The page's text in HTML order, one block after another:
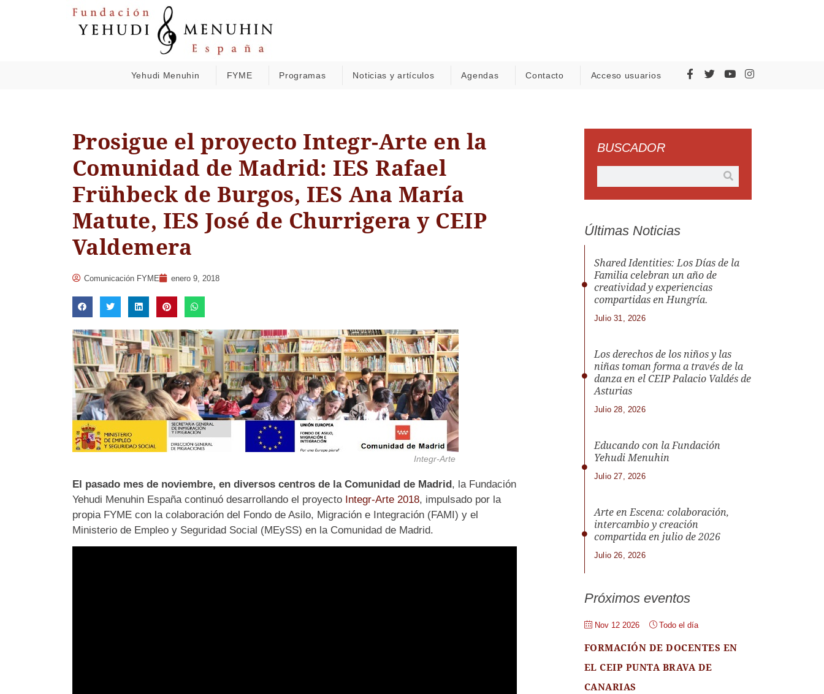
Yehudi Menuhin FYME Programas Noticias y artículos Agendas Contacto Acceso usuarios
Prosigue el proyecto Integr-Arte en la
Comunidad de Madrid: IES Rafael
Frühbeck de Burgos, IES Ana María
Matute, IES José de Churrigera y CEIP
Valdemera
Comunicación FYME enero 9, 2018
Integr-Arte
El pasado mes de noviembre, en diversos centros de la Comunidad de Madrid, la Fundación
Yehudi Menuhin España continuó desarrollando el proyectoIntegr-Arte 2018, impulsado por la
propia FYME con la colaboración del Fondo de Asilo, Migración e Integración (FAMI) y el
Ministerio de Empleo y Seguridad Social (MEySS) en la Comunidad de Madrid.
BUSCADOR
Últimas Noticias
Shared Identities: Los Días de la
Familia celebran un año de
creatividad y experiencias
compartidas en Hungría.
Julio 31, 2026
Los derechos de los niños y las
niñas toman forma a través de la
danza en el CEIP Palacio Valdés de
Asturias
Julio 28, 2026
Educando con la Fundación
Yehudi Menuhin
Julio 27, 2026
Arte en Escena: colaboración,
intercambio y creación
compartida en julio de 2026
Julio 26, 2026
Próximos eventos
Nov 12 2026 Todo el día
FORMACIÓN DE DOCENTES EN
EL CEIP PUNTA BRAVA DE
CANARIAS